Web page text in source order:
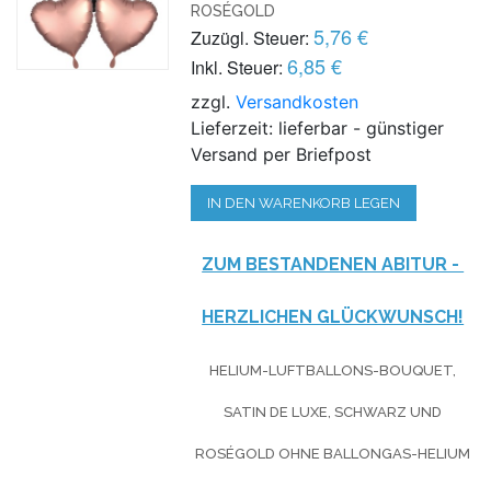
ROSÉGOLD
Zuzügl. Steuer: 5,76 €
Inkl. Steuer: 6,85 €
zzgl.Versandkosten
Lieferzeit: lieferbar - günstiger
Versand per Briefpost
IN DEN WARENKORB LEGEN
ZUM BESTANDENEN ABITUR -
HERZLICHEN GLÜCKWUNSCH!
HELIUM-LUFTBALLONS-BOUQUET,
SATIN DE LUXE, SCHWARZ UND
ROSÉGOLD OHNE BALLONGAS-HELIUM